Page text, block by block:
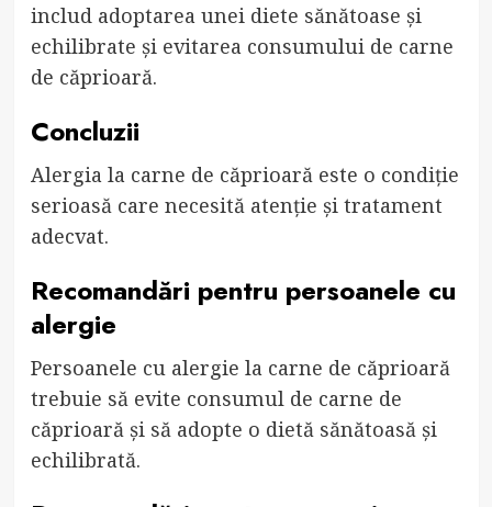
includ adoptarea unei diete sănătoase și
echilibrate și evitarea consumului de carne
de căprioară.
Concluzii
Alergia la carne de căprioară este o condiție
serioasă care necesită atenție și tratament
adecvat.
Recomandări pentru persoanele cu
alergie
Persoanele cu alergie la carne de căprioară
trebuie să evite consumul de carne de
căprioară și să adopte o dietă sănătoasă și
echilibrată.